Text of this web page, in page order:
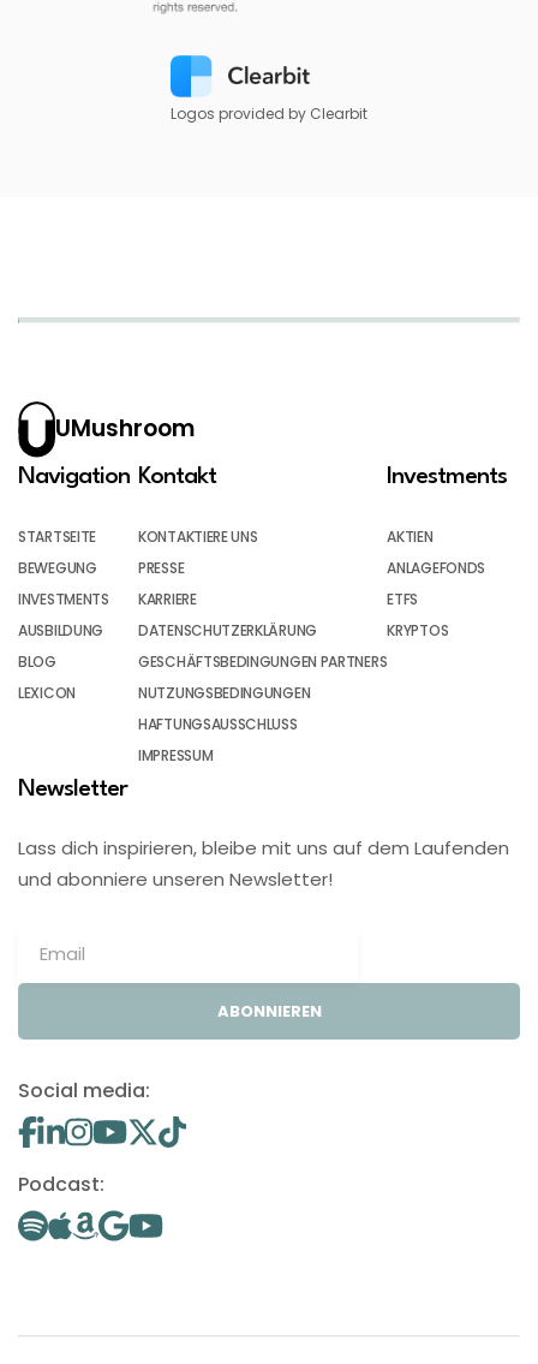
Logos provided by Clearbit
UMushroom
Navigation
STARTSEITE
BEWEGUNG
INVESTMENTS
AUSBILDUNG
BLOG
LEXICON
Kontakt
KONTAKTIERE UNS
PRESSE
KARRIERE
DATENSCHUTZERKLÄRUNG
GESCHÄFTSBEDINGUNGEN PARTNERS
NUTZUNGSBEDINGUNGEN
HAFTUNGSAUSSCHLUSS
IMPRESSUM
Investments
AKTIEN
ANLAGEFONDS
ETFS
KRYPTOS
Newsletter
Lass dich inspirieren, bleibe mit uns auf dem Laufenden
und abonniere unseren Newsletter!
ABONNIEREN
Social media:
Podcast: